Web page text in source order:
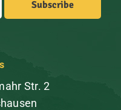
Str. 2